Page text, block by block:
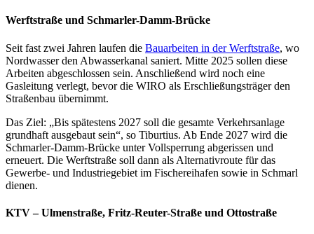
Werftstraße und Schmarler-Damm-Brücke
Seit fast zwei Jahren laufen die Bauarbeiten in der Werftstraße, wo
Nordwasser den Abwasserkanal saniert. Mitte 2025 sollen diese
Arbeiten abgeschlossen sein. Anschließend wird noch eine
Gasleitung verlegt, bevor die WIRO als Erschließungsträger den
Straßenbau übernimmt.
Das Ziel: „Bis spätestens 2027 soll die gesamte Verkehrsanlage
grundhaft ausgebaut sein“, so Tiburtius. Ab Ende 2027 wird die
Schmarler-Damm-Brücke unter Vollsperrung abgerissen und
erneuert. Die Werftstraße soll dann als Alternativroute für das
Gewerbe- und Industriegebiet im Fischereihafen sowie in Schmarl
dienen.
KTV – Ulmenstraße, Fritz-Reuter-Straße und Ottostraße